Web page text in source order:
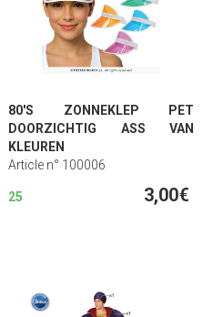
80'S ZONNEKLEP PET
DOORZICHTIG ASS VAN
KLEUREN
Article n° 100006
25 3,00€